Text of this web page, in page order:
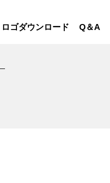
ロゴダウンロード Q＆A